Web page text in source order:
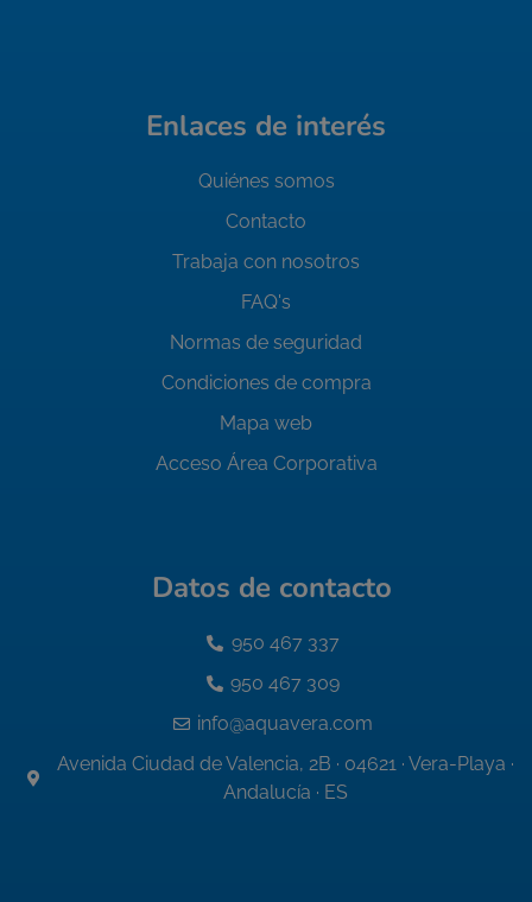
Enlaces de interés
Quiénes somos
Contacto
Trabaja con nosotros
FAQ's
Normas de seguridad
Condiciones de compra
Mapa web
Acceso Área Corporativa
Datos de contacto
950 467 337
950 467 309
info@aquavera.com
Avenida Ciudad de Valencia, 2B · 04621 · Vera-Playa ·
Andalucía · ES